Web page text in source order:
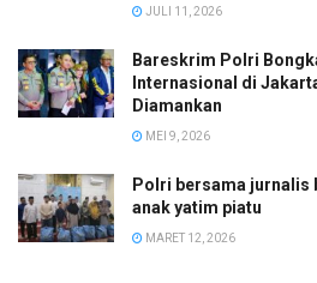
JULI 11, 2026
Bareskrim Polri
Internasional di
Diamankan
MEI 9, 2026
Polri bersama jurnalis
anak yatim piatu
MARET 12, 2026